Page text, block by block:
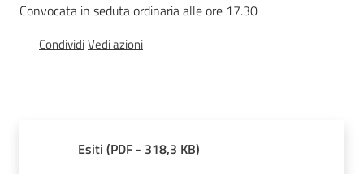
Conferenze
interistituzionali
Convocata in seduta ordinaria alle ore 17.30
CondividiVedi azioni
Esiti (PDF - 318,3 KB)